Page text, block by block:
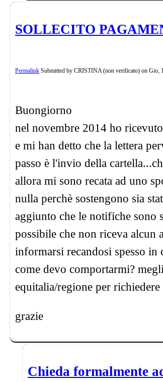
SOLLECITO
Permalink Submitted by CRISTINA (non verificato) on Gio,
Buongiorno
nel novembre 2014 ho
e mi han detto che la lettera
passo è l'invio della
allora mi sono recata ad uno
nulla perchè sostengono sia
aggiunto che le notifiche sono
possibile che non riceva alcun
informarsi recandosi spesso
come devo comportarmi?
equitalia/regione per
grazie
Chieda formalmente